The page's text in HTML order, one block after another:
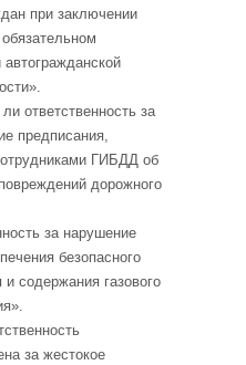
при заключении
автогражданской
ответственность за
предписания,
ГИБДД об
дорожного
за нарушение
безопасного
и содержания газового
за жестокое